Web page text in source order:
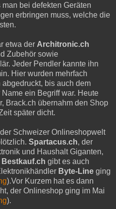
bei defekten Geräten
erbringen muss, welche die
etwa der Architronic.ch
Zubehör sowie
Jeder Pendler kannte ihn
Hier wurden mehrfach
bis auch dem
ein Begriff war. Heute
Brack.ch übernahm den Shop
später dicht.
Schweizer Onlineshopwelt
Spartacus.ch, der
und Haushalt Giganten,
Bestkauf.ch gibt es auch
Byte-Line ging
).Vor Kurzem hat es dann
der Onlineshop ging im Mai
).